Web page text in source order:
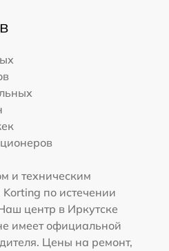
и техническим
по истечении
центр в Иркутске
имеет официальной
Цены на ремонт,